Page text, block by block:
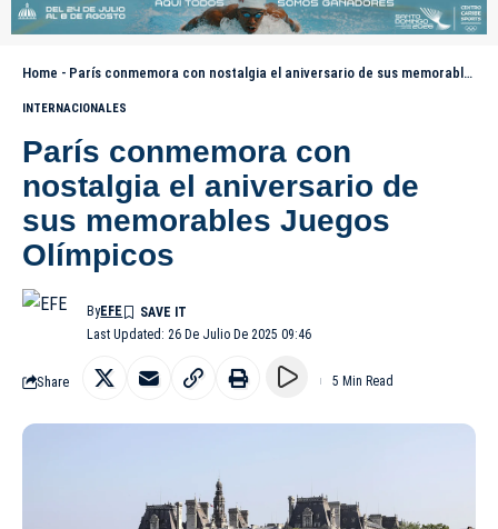
Home - París conmemora con nostalgia el aniversario de sus memorables Juegos Olímpicos
INTERNACIONALES
París conmemora con
nostalgia el aniversario de
sus memorables Juegos
Olímpicos
Last Updated: 26 De Julio De 2025 09:46
ByEFE
Share 5 Min Read